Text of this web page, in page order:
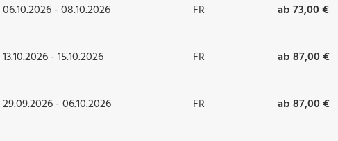
06.10.2026 - 08.10.2026 FR ab 73,00 €
13.10.2026 - 15.10.2026 FR ab 87,00 €
29.09.2026 - 06.10.2026 FR ab 87,00 €